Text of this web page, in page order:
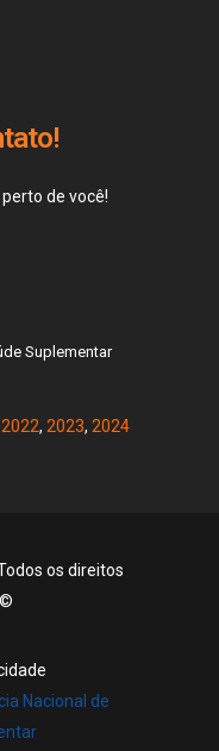
de você!
Suplementar
2022, 2023, 2024
os direitos